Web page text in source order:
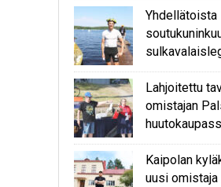
Yhdellätoista
Lahjoitettu
omistajan
Kaipolan
uusi omistaja